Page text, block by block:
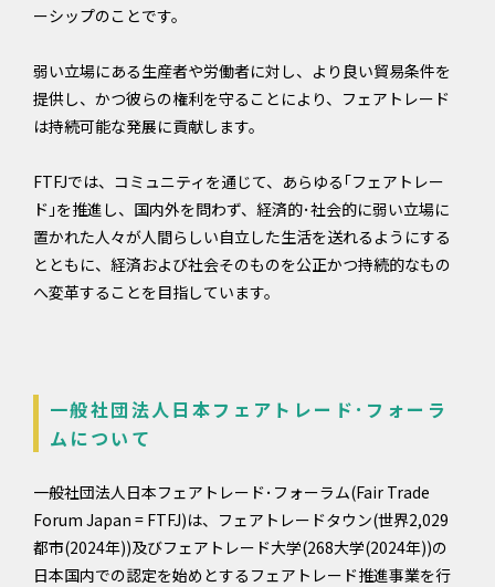
ーシップのことです。
弱い立場にある生産者や労働者に対し、より良い貿易条件を
提供し、かつ彼らの権利を守ることにより、フェアトレード
は持続可能な発展に貢献します。
FTFJでは、コミュニティを通じて、あらゆる｢フェアトレー
ド｣を推進し、国内外を問わず、経済的･社会的に弱い立場に
置かれた人々が人間らしい自立した生活を送れるようにする
とともに、経済および社会そのものを公正かつ持続的なもの
へ変革することを目指しています。
一般社団法人日本フェアトレード･フォーラ
ムについて
一般社団法人日本フェアトレード･フォーラム(Fair Trade
Forum Japan = FTFJ)は、フェアトレードタウン(世界2,029
都市(2024年))及びフェアトレード大学(268大学(2024年))の
日本国内での認定を始めとするフェアトレード推進事業を行